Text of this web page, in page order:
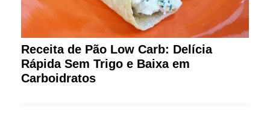
Receita de Pão Low Carb: Delícia
Rápida Sem Trigo e Baixa em
Carboidratos